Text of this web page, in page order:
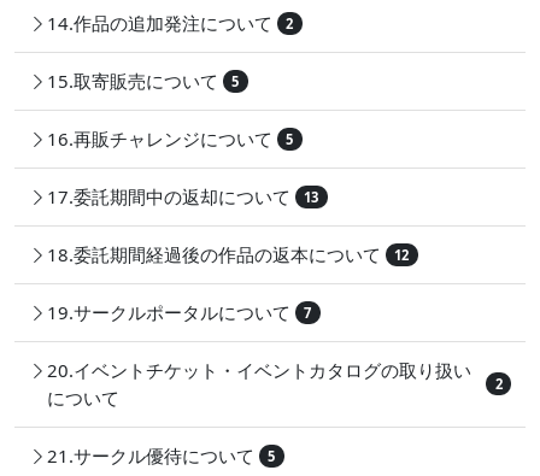
14.作品の追加発注について 2
15.取寄販売について 5
16.再販チャレンジについて 5
17.委託期間中の返却について 13
18.委託期間経過後の作品の返本について 12
19.サークルポータルについて 7
20.イベントチケット・イベントカタログの取り扱い
について
2
21.サークル優待について 5